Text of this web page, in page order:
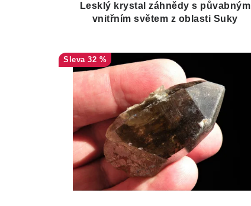
Lesklý krystal záhnědy s půvabným
vnitřním světem z oblasti Suky
32 %